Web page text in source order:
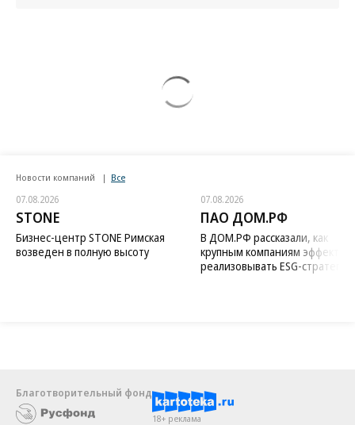
Новости компаний Все
07.08.2026
STONE
Бизнес-центр STONE Римская
возведен в полную высоту
07.08.2026
ПАО ДОМ.РФ
В ДОМ.РФ рассказали, как
крупным компаниям
реализовывать ESG-стратегию
Благотворительный фонд
18+ реклама